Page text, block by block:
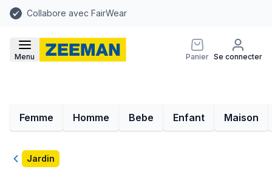
Collabore avec FairWear
Menu Panier Se connecter
Femme Homme Bebe Enfant Maison
RetourJardin